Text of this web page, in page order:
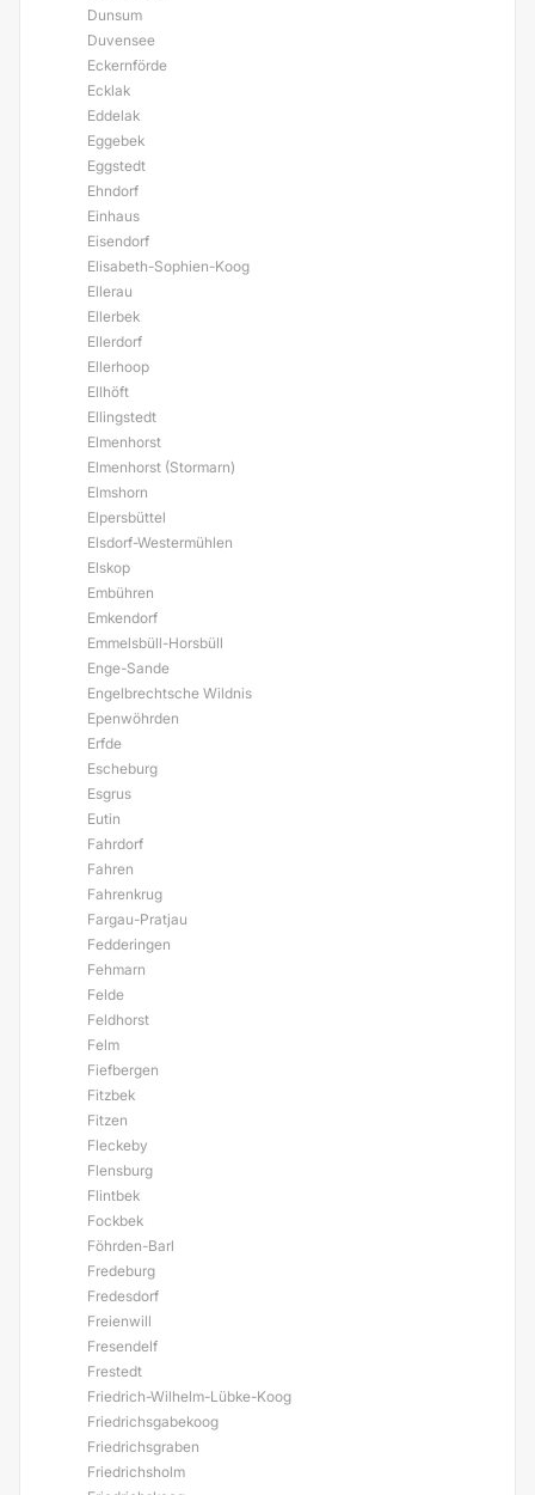
Dunsum
Duvensee
Eckernförde
Ecklak
Eddelak
Eggebek
Eggstedt
Ehndorf
Einhaus
Eisendorf
Elisabeth-Sophien-Koog
Ellerau
Ellerbek
Ellerdorf
Ellerhoop
Ellhöft
Ellingstedt
Elmenhorst
Elmenhorst (Stormarn)
Elmshorn
Elpersbüttel
Elsdorf-Westermühlen
Elskop
Embühren
Emkendorf
Emmelsbüll-Horsbüll
Enge-Sande
Engelbrechtsche Wildnis
Epenwöhrden
Erfde
Escheburg
Esgrus
Eutin
Fahrdorf
Fahren
Fahrenkrug
Fargau-Pratjau
Fedderingen
Fehmarn
Felde
Feldhorst
Felm
Fiefbergen
Fitzbek
Fitzen
Fleckeby
Flensburg
Flintbek
Fockbek
Föhrden-Barl
Fredeburg
Fredesdorf
Freienwill
Fresendelf
Frestedt
Friedrich-Wilhelm-Lübke-Koog
Friedrichsgabekoog
Friedrichsgraben
Friedrichsholm